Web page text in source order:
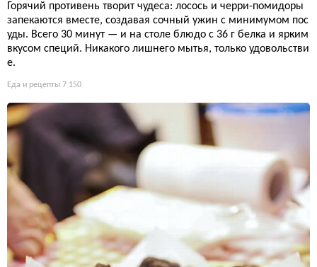
Горячий противень творит чудеса: лосось и черри-помидоры
запекаются вместе, создавая сочный ужин с минимумом пос
уды. Всего 30 минут — и на столе блюдо с 36 г белка и ярким
вкусом специй. Никакого лишнего мытья, только удовольстви
е.
Еда и рецепты 7 150